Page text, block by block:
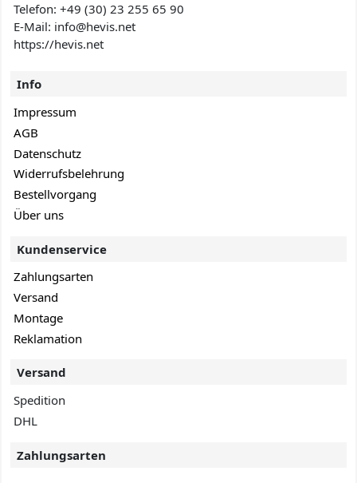
Telefon:+49 (30) 23 255 65 90
E-Mail: info@hevis.net
https://hevis.net
Info
Impressum
AGB
Datenschutz
Widerrufsbelehrung
Bestellvorgang
Über uns
Kundenservice
Zahlungsarten
Versand
Montage
Reklamation
Versand
Spedition
DHL
Zahlungsarten